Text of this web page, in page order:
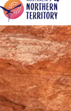
メ
イ
ン
ナ